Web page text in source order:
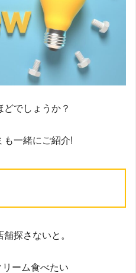
でしょうか？
も一緒にご紹介!
探さないと。
リーム食べたい